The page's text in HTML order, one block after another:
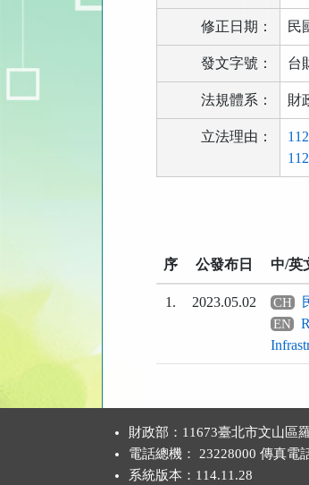
修正日期： 民
發文字號： 台
法規體系： 財
立法理由：
能
按
鈕
序 公發布日 中/英
1. 2023.05.02 CH
EN
財政部：11673臺北市文山區
電話總機： 23228000 傳真電
系統版本： 114.11.28